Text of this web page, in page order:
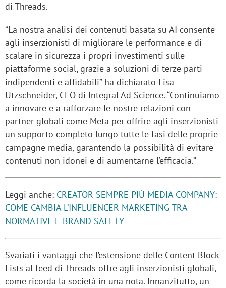
di Threads.
“La nostra analisi dei contenuti basata su AI consente
agli inserzionisti di migliorare le performance e di
scalare in sicurezza i propri investimenti sulle
piattaforme social, grazie a soluzioni di terze parti
indipendenti e affidabili” ha dichiarato Lisa
Utzschneider, CEO di Integral Ad Science. “Continuiamo
a innovare e a rafforzare le nostre relazioni con
partner globali come Meta per offrire agli inserzionisti
un supporto completo lungo tutte le fasi delle proprie
campagne media, garantendo la possibilità di evitare
contenuti non idonei e di aumentarne l’efficacia.”
Leggi anche: CREATOR SEMPRE PIÙ MEDIA COMPANY:
COME CAMBIA L’INFLUENCER MARKETING TRA
NORMATIVE E BRAND SAFETY
Svariati i vantaggi che l’estensione delle Content Block
Lists al feed di Threads offre agli inserzionisti globali,
come ricorda la società in una nota. Innanzitutto, un